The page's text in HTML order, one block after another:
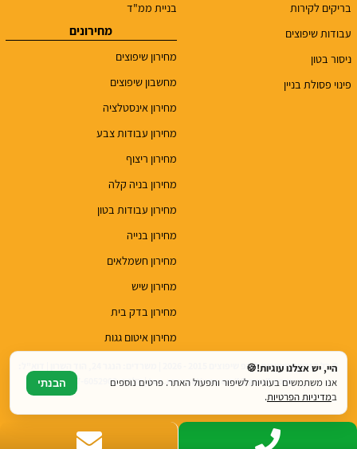
בריקים לקירות
עבודות שיפוצים
ניסור בטון
פינוי פסולת בניין
בניית ממ"ד
מחירונים
מחירון שיפוצים
מחשבון שיפוצים
מחירון אינסטלציה
מחירון עבודות צבע
מחירון ריצוף
מחירון בניה קלה
מחירון עבודות בטון
מחירון בנייה
מחירון חשמלאים
מחירון שיש
מחירון בדק בית
מחירון איטום גגות
top.renovations.co.il@gmail.com | טלפון: 077-6052900
היי, יש אצלנו עוגיות!🍪
אנו משתמשים בעוגיות לשיפור ותפעול האתר. פרטים נוספים
במדיניות הפרטיות.
הבנתי